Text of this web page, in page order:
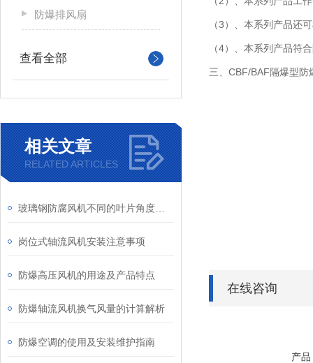
防爆排风扇
查看全部
相关文章
RELATED ARTICLES
岗位式轴流风机安装注意事项
防爆高压风机的用途及产品特点
防爆轴流风机换气风量的计算解析
防爆空调的使用及安装维护指南
（3）、本系列产品还
（4）、本系列产品符
三、CBF/BAF隔爆型
在线咨询
产品